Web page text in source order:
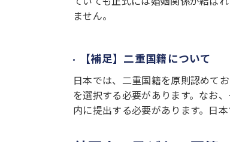
ません。
【補足】二重国籍について
日本では、二重国籍を原則認めて
を選択する必要があります。なお
内に提出する必要があります。日